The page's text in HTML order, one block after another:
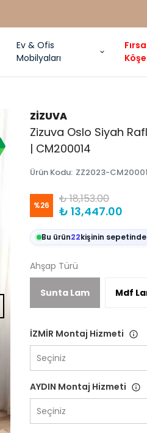
Ev & Ofis
Mobilyaları
ZİZUVA
Zizuva Oslo Siyah
| CM200014
Ürün Kodu: ZZ2023-
%26 ₺ 18,153.00
₺ 13,447.00
Bu ürün22kişinin sepetinde
Ahşap Türü
Sunta Lam Mdf
İZMİR Montaj Hizmeti
Seçiniz
AYDIN Montaj Hizmeti
Seçiniz